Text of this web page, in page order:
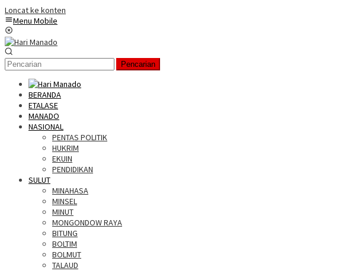
Loncat ke konten
Menu Mobile
Pencarian
BERANDA
ETALASE
MANADO
NASIONAL
PENTAS POLITIK
HUKRIM
EKUIN
PENDIDIKAN
SULUT
MINAHASA
MINSEL
MINUT
MONGONDOW RAYA
BITUNG
BOLTIM
BOLMUT
TALAUD